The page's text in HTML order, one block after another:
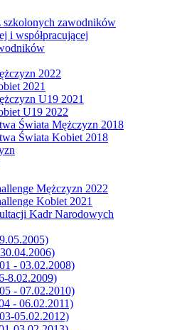
szkolonych zawodników
i współpracującej
2022
2021
U19 2021
U19 2022
Świata Mężczyzn 2018
Świata Kobiet 2018
Mężczyzn 2022
Kobiet 2021
Kadr Narodowych
- 03.02.2008)
8.02.2009)
- 07.02.2010)
- 06.02.2011)
05.02.2012)